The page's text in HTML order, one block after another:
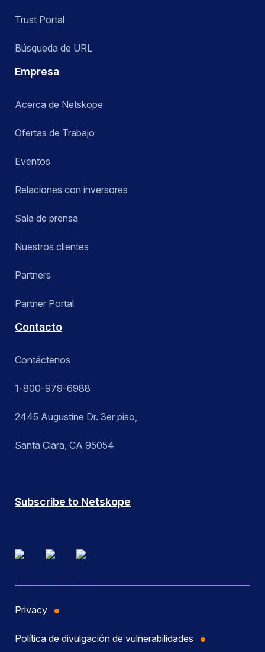
Trust Portal
Búsqueda de URL
Empresa
Acerca de Netskope
Ofertas de Trabajo
Eventos
Relaciones con inversores
Sala de prensa
Nuestros clientes
Partners
Partner Portal
Contacto
Contáctenos
1-800-979-6988
2445 Augustine Dr. 3er piso,
Santa Clara, CA 95054
Subscribe to Netskope
Privacy
Política de divulgación de vulnerabilidades